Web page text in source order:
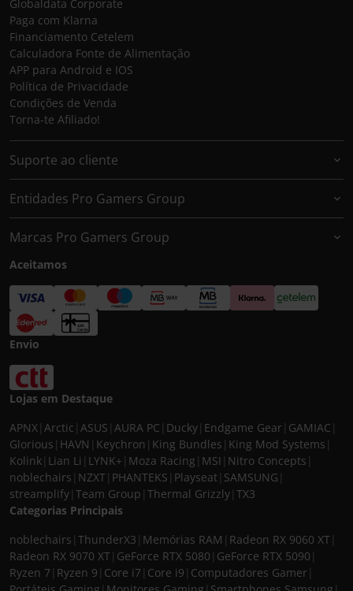
Globaldata Corporate
Paga com Klarna
Financiamento Cetelem
Calculadora Fonte de Alimentação
APP para Android e IOS
Política de Privacidade
Condições de Venda
Torna-te Afiliado!
Suporte ao cliente
Entidades Pro Gamers Group
Marcas Pro Gamers Group
Aceitamos
Envio
Lojas em Destaque
APNX Arctic ASUS AURA PC Ducky Endgame Gear GAMIAC
Glorious HAVN Keychron King Bundles King Mod Systems
Kolink Lian Li LYNK+ Moza Racing MSI Nitro Concepts
noblechairs NZXT PHANTEKS Playseat SAMSUNG
streamplify Team Group Thermal Grizzly TX3
Categorias Principais
noblechairs ThunderX3 Memórias RAM Radeon RX 9060 XT
Radeon RX 9070 XT GeForce RTX 5080 GeForce RTX 5090
Ryzen 7 Ryzen 9 Core i7 Core i9 Computadores Gamer